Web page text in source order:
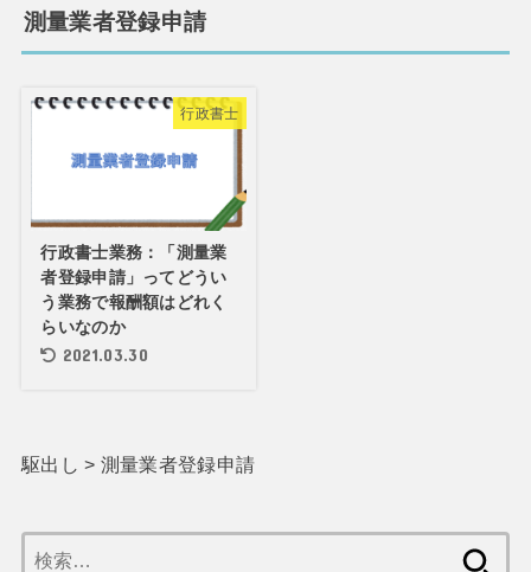
測量業者登録申請
行政書士
行政書士業務：「測量業
者登録申請」ってどうい
う業務で報酬額はどれく
らいなのか
2021.03.30
駆出し > 測量業者登録申請